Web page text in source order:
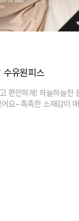
유원피스
편안하게! 하늘하늘한
요~촉촉한 소재감이